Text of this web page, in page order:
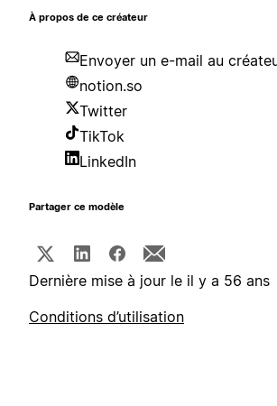
À propos de ce créateur
Envoyer un e-mail au
notion.so
Twitter
TikTok
LinkedIn
Partager ce modèle
Dernière mise à jour le il y a 56 ans
Conditions d’utilisation